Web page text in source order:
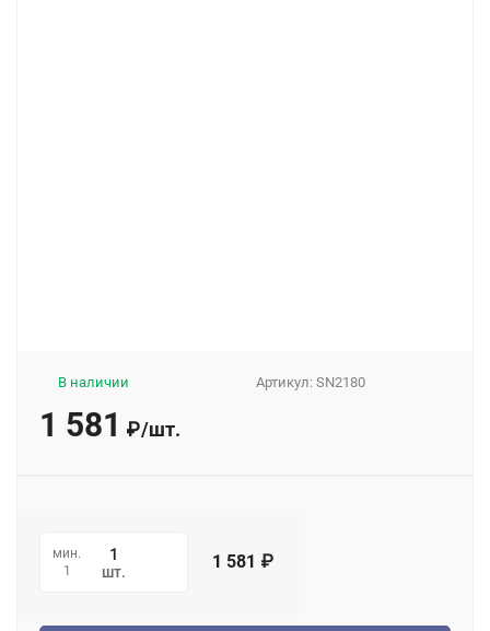
Артикул: SN2180
В наличии
1 581 ₽/шт.
мин.
1
шт. 1 581 ₽